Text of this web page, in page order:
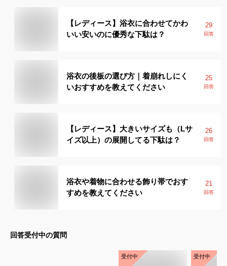
【レディース】浴衣に合わせてかわ
いい安いのに優秀な下駄は？
29
回答
浴衣の後板の選び方｜着崩れしにく
いおすすめを教えてください
25
回答
【レディース】大きいサイズも（Lサ
イズ以上）の展開してる下駄は？
26
回答
浴衣や着物に合わせる飾り帯でおす
すめを教えてください
21
回答
回答受付中の質問
受付中 受付中